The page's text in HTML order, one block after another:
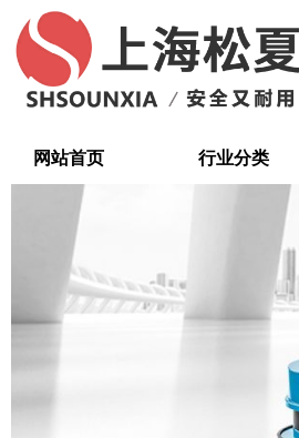
至
网站首页 行业分类